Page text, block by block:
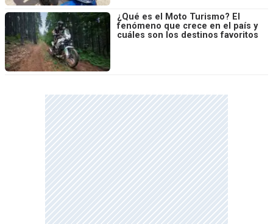
¿Qué es el Moto Turismo? El
fenómeno que crece en el país y
cuáles son los destinos favoritos